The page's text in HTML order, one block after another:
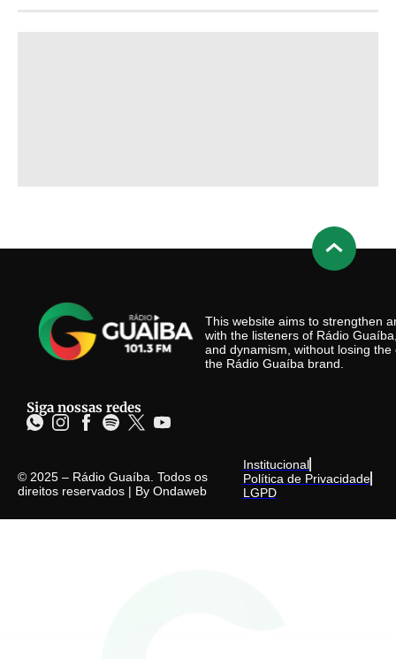
This website aims to strengthen
with the listeners of Rádio
and dynamism, without losing
the Rádio Guaíba brand.
Siga nossas redes
© 2025 – Rádio Guaíba. Todos os
direitos reservados | By Ondaweb
Institucional
Política de Privacidade
LGPD